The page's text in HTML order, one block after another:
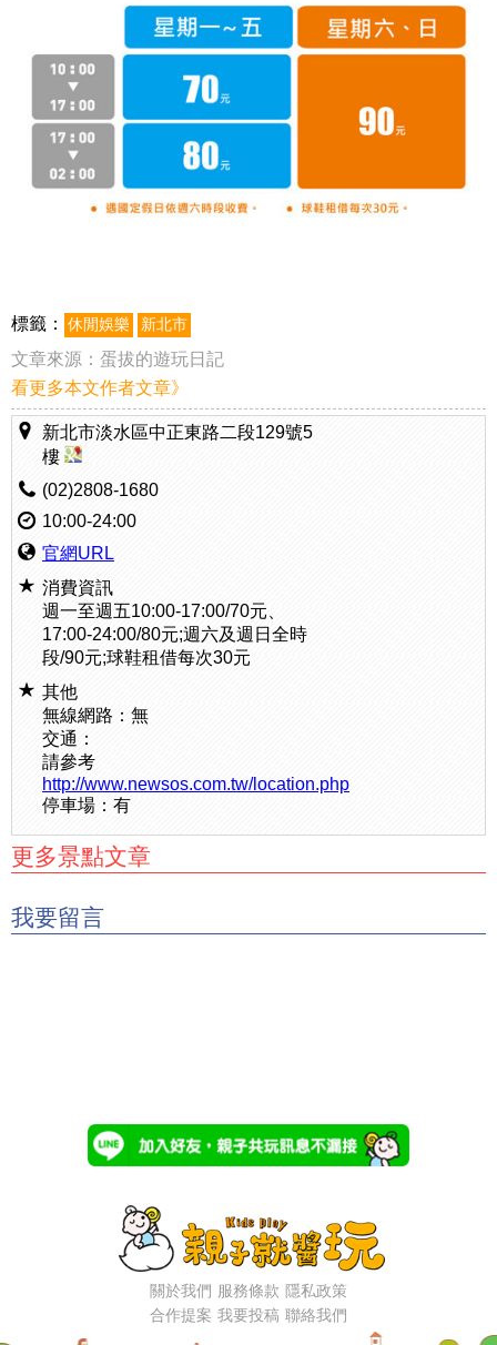
標籤： 休閒娛樂 新北市
文章來源： 蛋拔的遊玩日記
看更多本文作者文章》
新北市淡水區中正東路二段129號5
樓
(02)2808-1680
10:00-24:00
官網URL
消費資訊
週一至週五10:00-17:00/70元、
17:00-24:00/80元;週六及週日全時
段/90元;球鞋租借每次30元
其他
無線網路：無
交通：
請參考
http://www.newsos.com.tw/location.php
停車場：有
更多景點文章
我要留言
關於我們 服務條款 隱私政策
合作提案 我要投稿 聯絡我們